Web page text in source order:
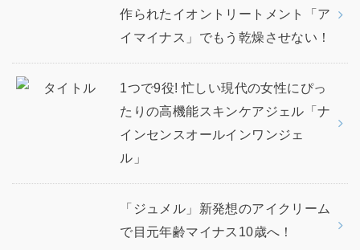
作られたイオントリートメント「ア
イマイナス」でもう乾燥させない！
1つで9役! 忙しい現代の女性にぴっ
たりの高機能スキンケアジェル「ナ
インセンスオールインワンジェ
ル」
「ジュメル」新発想のアイクリーム
で目元年齢マイナス10歳へ！